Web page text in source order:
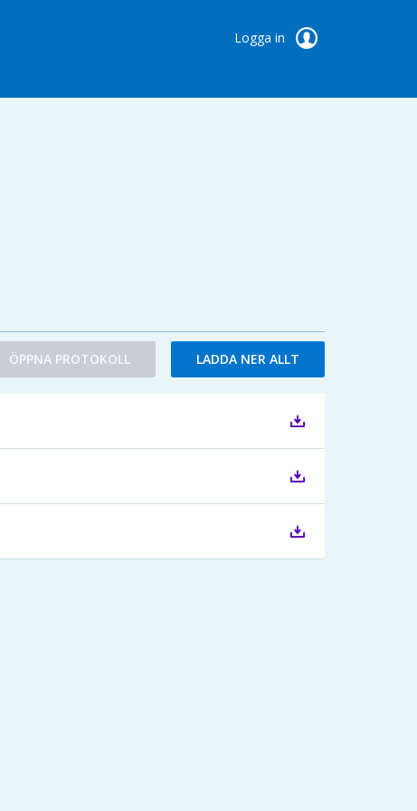
Logga in
ÖPPNA PROTOKOLL LADDA NER ALLT